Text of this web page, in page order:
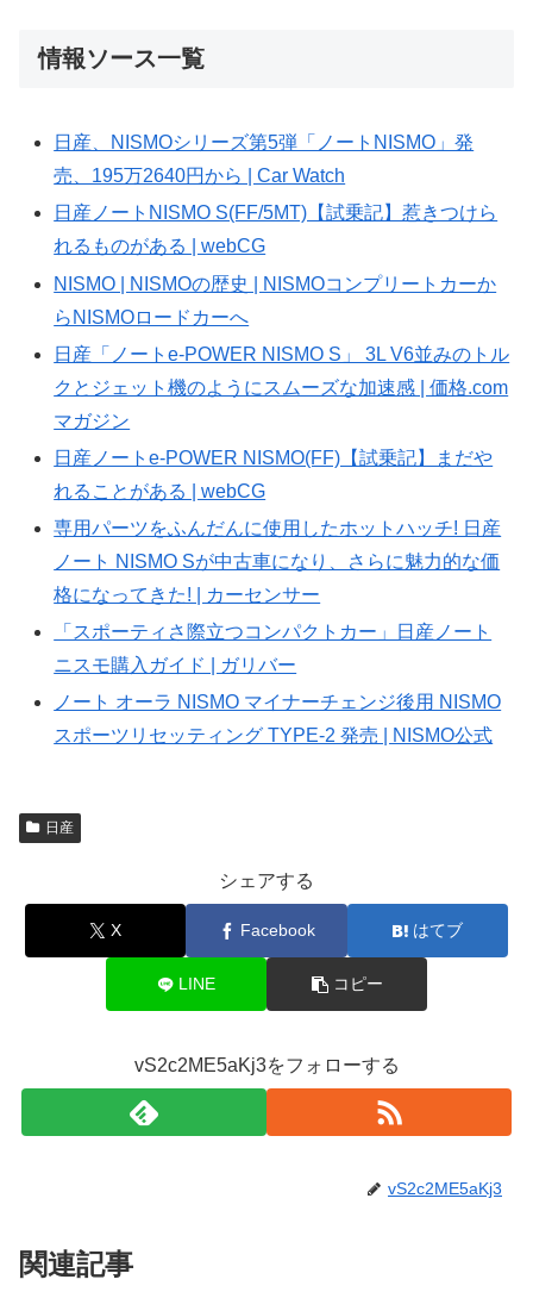
情報ソース一覧
日産、NISMOシリーズ第5弾「ノートNISMO」発
売、195万2640円から | Car Watch
日産ノートNISMO S(FF/5MT)【試乗記】惹きつけら
れるものがある | webCG
NISMO | NISMOの歴史 | NISMOコンプリートカーか
らNISMOロードカーへ
日産「ノートe-POWER NISMO S」 3L V6並みのトル
クとジェット機のようにスムーズな加速感 | 価格.com
マガジン
日産ノートe-POWER NISMO(FF)【試乗記】まだや
れることがある | webCG
専用パーツをふんだんに使用したホットハッチ! 日産
ノート NISMO Sが中古車になり、さらに魅力的な価
格になってきた! | カーセンサー
「スポーティさ際立つコンパクトカー」日産ノート
ニスモ購入ガイド | ガリバー
ノート オーラ NISMO マイナーチェンジ後用 NISMO
スポーツリセッティング TYPE-2 発売 | NISMO公式
日産
シェアする
X Facebook はてブ
LINE コピー
vS2c2ME5aKj3をフォローする
vS2c2ME5aKj3
関連記事